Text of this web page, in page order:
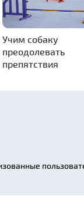
Учим собаку
преодолевать
препятствия